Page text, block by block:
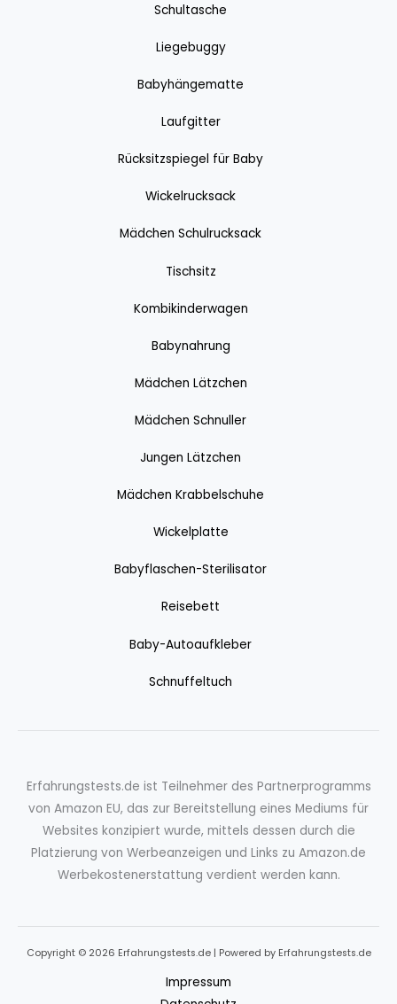
Schultasche
Liegebuggy
Babyhängematte
Laufgitter
Rücksitzspiegel für Baby
Wickelrucksack
Mädchen Schulrucksack
Tischsitz
Kombikinderwagen
Babynahrung
Mädchen Lätzchen
Mädchen Schnuller
Jungen Lätzchen
Mädchen Krabbelschuhe
Wickelplatte
Babyflaschen-Sterilisator
Reisebett
Baby-Autoaufkleber
Schnuffeltuch
Erfahrungstests.de ist Teilnehmer des Partnerprogramms
von Amazon EU, das zur Bereitstellung eines Mediums für
Websites konzipiert wurde, mittels dessen durch die
Platzierung von Werbeanzeigen und Links zu Amazon.de
Werbekostenerstattung verdient werden kann.
Copyright © 2026 Erfahrungstests.de | Powered by Erfahrungstests.de
Impressum